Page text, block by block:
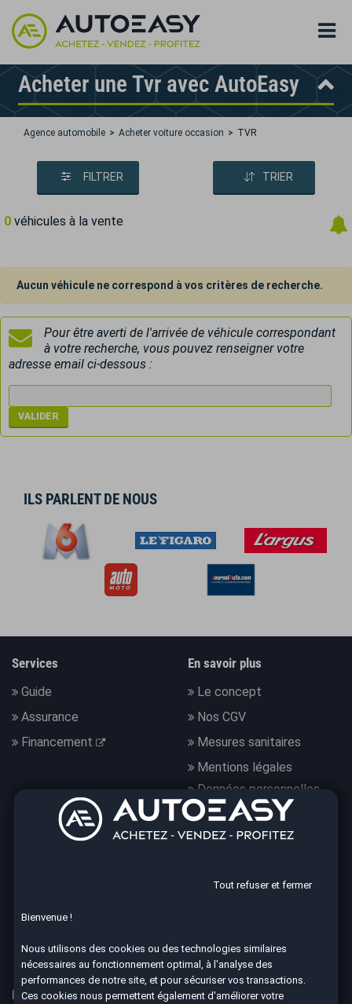
Acheter une Tvr avec AutoEasy
Agence automobile Acheter voiture occasion TVR
FILTRER TRIER
0 véhicules à la vente
Aucun véhicule ne correspond à vos critères de recherche.
Pour être averti de l'arrivée de véhicule correspondant
à votre recherche, vous pouvez renseigner votre
adresse email ci-dessous :
ILS PARLENT DE NOUS
Services
Guide
Assurance
Financement
En savoir plus
Le concept
Nos CGV
Mesures sanitaires
Mentions légales
Données personnelles
Nous suivre
8590 avis Google
Nos 67 agences à votre service dans toute la France
Tout refuser et fermer
Bienvenue !
Nous utilisons des cookies ou des technologies similaires
nécessaires au fonctionnement optimal, à l'analyse des
performances de notre site, et pour sécuriser vos transactions.
Ces cookies nous permettent également d'améliorer votre